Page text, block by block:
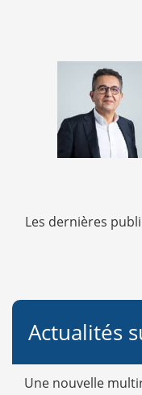
Les dernières
Actualités
Une nouvelle